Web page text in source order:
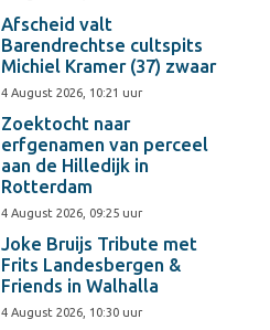
Afscheid valt
Barendrechtse cultspits
Michiel Kramer (37) zwaar
4 August 2026, 10:21 uur
Zoektocht naar
erfgenamen van perceel
aan de Hilledijk in
Rotterdam
4 August 2026, 09:25 uur
Joke Bruijs Tribute met
Frits Landesbergen &
Friends in Walhalla
4 August 2026, 10:30 uur